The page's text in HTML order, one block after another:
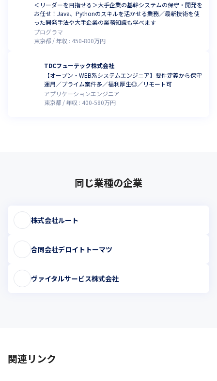
＜リーダーを目指せる＞大手企業の基幹システムの保守・開発を
お任せ！Java、Pythonのスキルを活かせる業務／最新技術を使
った開発手法や大手企業の業務知識も学べます
プログラマ
東京都
年収 : 450-800万円
TDCフューテック株式会社
【オープン・WEB系システムエンジニア】要件定義から保守
運用／プライム案件多／福利厚生◎／リモート可
アプリケーションエンジニア
東京都
年収 : 400-580万円
同じ業種の企業
株式会社ルート
合同会社デロイトトーマツ
ヴァイタルサービス株式会社
関連リンク